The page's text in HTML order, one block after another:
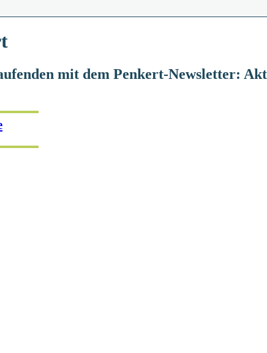
mit dem Penkert-Newsletter: